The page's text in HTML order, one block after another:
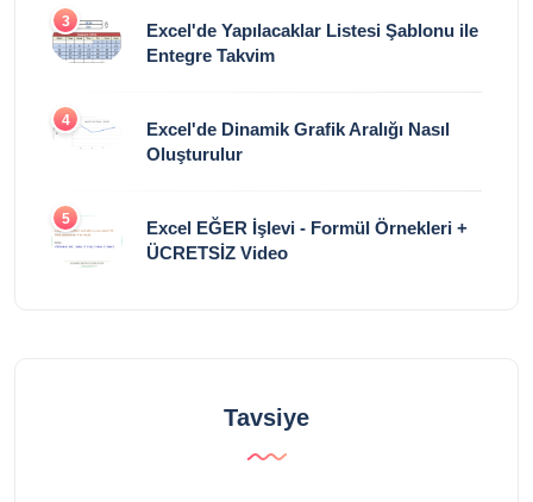
3
Excel'de Yapılacaklar Listesi Şablonu ile
Entegre Takvim
4
Excel'de Dinamik Grafik Aralığı Nasıl
Oluşturulur
5
Excel EĞER İşlevi - Formül Örnekleri +
ÜCRETSİZ Video
Tavsiye